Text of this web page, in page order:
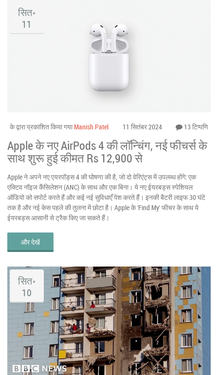
सित॰
11
के द्वारा प्रकाशित किया गया Manish Patel 11 सितंबर 2024 13 टिप्पणि
Apple के नए AirPods 4 की लॉन्चिंग, नई फीचर्स के
साथ शुरू हुई कीमत Rs 12,900 से
Apple ने अपने नए एयरपॉड्स 4 की घोषणा की है, जो दो वेरिएंट्स में उपलब्ध होंगे: एक
एक्टिव नॉइज कैंसिलेशन (ANC) के साथ और एक बिना। ये नए ईयरबड्स स्पेशियल
ऑडियो को सपोर्ट करते हैं और कई नई सुविधाएँ पेश करते हैं। इनकी बैटरी लाइफ 30 घंटे
तक है और नई केस पहले की तुलना में छोटा है। Apple के 'Find My' फीचर के साथ ये
ईयरबड्स आसानी से ट्रैक किए जा सकते हैं।
और देखें
सित॰
10